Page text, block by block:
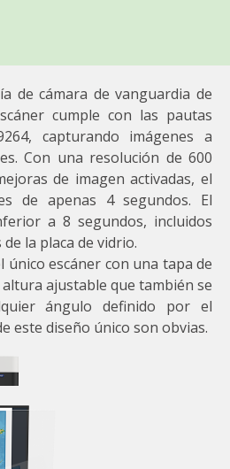
de cámara de vanguardia de
cumple con las pautas
capturando imágenes a
Con una resolución de 600
de imagen activadas, el
de apenas 4 segundos. El
a 8 segundos, incluidos
la placa de vidrio.
único escáner con una tapa de
ajustable que también se
ángulo definido por el
este diseño único son obvias.